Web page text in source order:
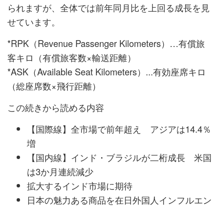
られますが、全体では前年同月比を上回る成長を見
せています。
*RPK（Revenue Passenger Kilometers）…有償旅
客キロ（有償旅客数×輸送距離）
*ASK（Available Seat Kilometers）...有効座席キロ
（総座席数×飛行距離）
この続きから読める内容
【国際線】全市場で前年超え アジアは14.4％
増
【国内線】インド・ブラジルが二桁成長 米国
は3か月連続減少
拡大するインド市場に期待
日本の魅力ある商品を在日外国人インフルエン